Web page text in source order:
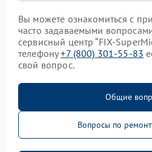
Вы можете ознакомиться с
часто задаваемыми
сервисный центр “FIX-
телефону+7 (800) 301-55-83
свой вопрос.
Общие
Вопросы по